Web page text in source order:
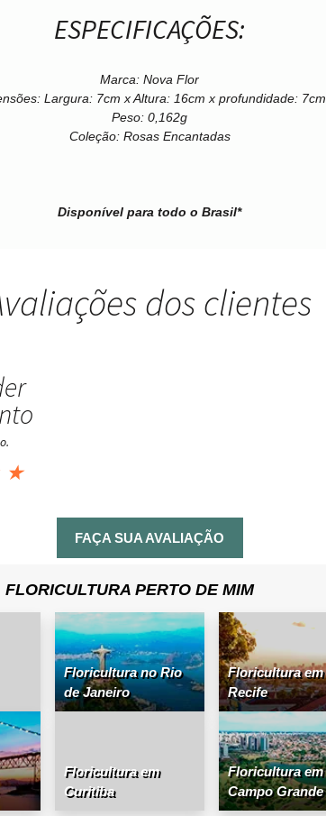
ESPECIFICAÇÕES:
Marca: Nova Flor
Largura: 7cm x Altura: 16cm x profundidade: 7cm
Peso: 0,162g
Coleção:Rosas Encantadas
Disponível para todo o Brasil*
dos clientes
★
FAÇA SUA AVALIAÇÃO
FLORICULTURA PERTO DE MIM
Floricultura no Rio
de Janeiro
Floricultura em
Recife
Floricultura em
Curitiba
Floricultura em
Campo Grande